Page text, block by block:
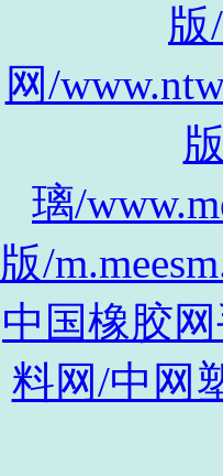
版
网/
璃/
版/
中国橡胶
料网/中网